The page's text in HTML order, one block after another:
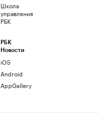
Школа
управления
РБК
РБК
Новости
iOS
Android
AppGallery